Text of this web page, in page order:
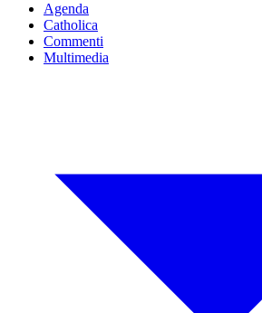
Agenda
Catholica
Commenti
Multimedia